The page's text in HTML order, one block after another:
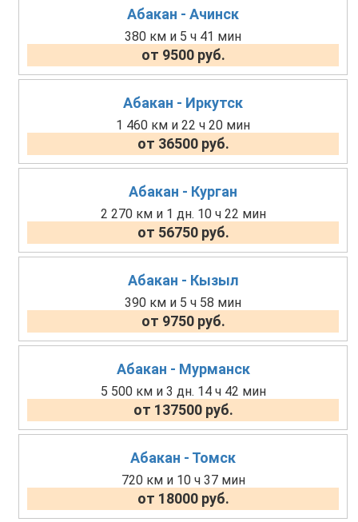
Абакан - Ачинск
380 км и 5 ч 41 мин
от 9500 руб.
Абакан - Иркутск
1 460 км и 22 ч 20 мин
от 36500 руб.
Абакан - Курган
2 270 км и 1 дн. 10 ч 22 мин
от 56750 руб.
Абакан - Кызыл
390 км и 5 ч 58 мин
от 9750 руб.
Абакан - Мурманск
5 500 км и 3 дн. 14 ч 42 мин
от 137500 руб.
Абакан - Томск
720 км и 10 ч 37 мин
от 18000 руб.